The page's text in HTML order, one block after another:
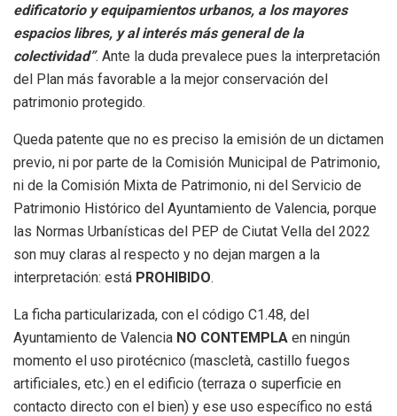
edificatorio y equipamientos urbanos, a los mayores
espacios libres, y al interés más general de la
colectividad”. Ante la duda prevalece pues la interpretación
del Plan más favorable a la mejor conservación del
patrimonio protegido.
Queda patente que no es preciso la emisión de un dictamen
previo, ni por parte de la Comisión Municipal de Patrimonio,
ni de la Comisión Mixta de Patrimonio, ni del Servicio de
Patrimonio Histórico del Ayuntamiento de Valencia, porque
las Normas Urbanísticas del PEP de Ciutat Vella del 2022
son muy claras al respecto y no dejan margen a la
interpretación: está PROHIBIDO.
La ficha particularizada, con el código C1.48, del
Ayuntamiento de Valencia NO CONTEMPLA en ningún
momento el uso pirotécnico (mascletà, castillo fuegos
artificiales, etc.) en el edificio (terraza o superficie en
contacto directo con el bien) y ese uso específico no está